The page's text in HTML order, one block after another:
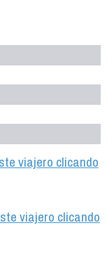
viajero clicando
viajero clicando